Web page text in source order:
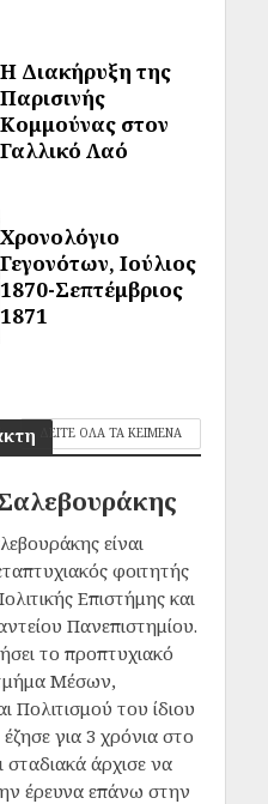
Η Διακήρυξη της
Παρισινής
Κομμούνας στον
Γαλλικό Λαό
Χρονολόγιο
Γεγονότων, Ιούλιος
1870-Σεπτέμβριος
1871
ΔΕΙΤΕ ΟΛΑ ΤΑ ΚΕΙΜΕΝΑ
είναι
φοιτητής
Επιστήμης και
Πανεπιστημίου.
το προπτυχιακό
Μέσων,
Πολιτισμού του ίδιου
για 3 χρόνια στο
σταδιακά άρχισε να
έρευνα επάνω στην